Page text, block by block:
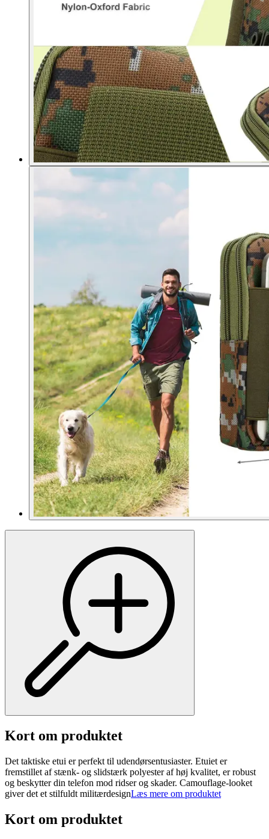
Kort om produktet
Det taktiske etui er perfekt til udendørsentusiaster. Etuiet er
fremstillet af stænk- og slidstærk polyester af høj kvalitet, er robust
og beskytter din telefon mod ridser og skader. Camouflage-looket
giver det et stilfuldt militærdesignLæs mere om produktet
Kort om produktet